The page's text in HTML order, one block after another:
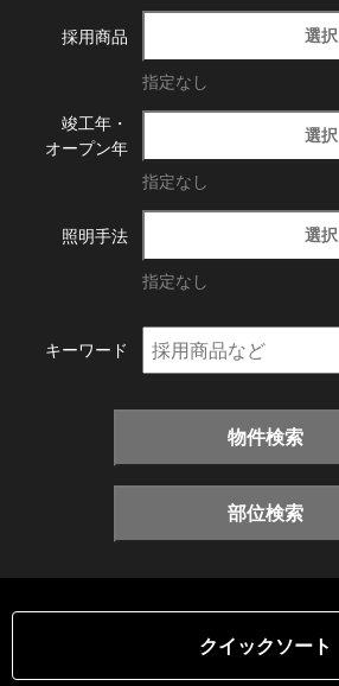
採用商品 選択
指定なし
竣工年・
オープン年
選択
指定なし
照明手法 選択
指定なし
キーワード
物件検索
部位検索
クイックソート